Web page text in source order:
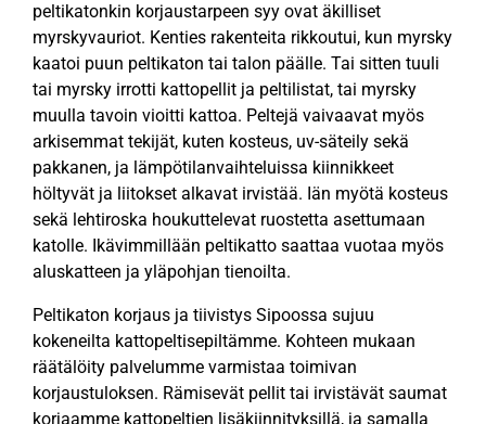
peltikatonkin korjaustarpeen syy ovat äkilliset
myrskyvauriot. Kenties rakenteita rikkoutui, kun myrsky
kaatoi puun peltikaton tai talon päälle. Tai sitten tuuli
tai myrsky irrotti kattopellit ja peltilistat, tai myrsky
muulla tavoin vioitti kattoa. Peltejä vaivaavat myös
arkisemmat tekijät, kuten kosteus, uv-säteily sekä
pakkanen, ja lämpötilanvaihteluissa kiinnikkeet
höltyvät ja liitokset alkavat irvistää. Iän myötä kosteus
sekä lehtiroska houkuttelevat ruostetta asettumaan
katolle. Ikävimmillään peltikatto saattaa vuotaa myös
aluskatteen ja yläpohjan tienoilta.
Peltikaton korjaus ja tiivistys Sipoossa sujuu
kokeneilta kattopeltisepiltämme. Kohteen mukaan
räätälöity palvelumme varmistaa toimivan
korjaustuloksen. Rämisevät pellit tai irvistävät saumat
korjaamme kattopeltien lisäkiinnityksillä, ja samalla